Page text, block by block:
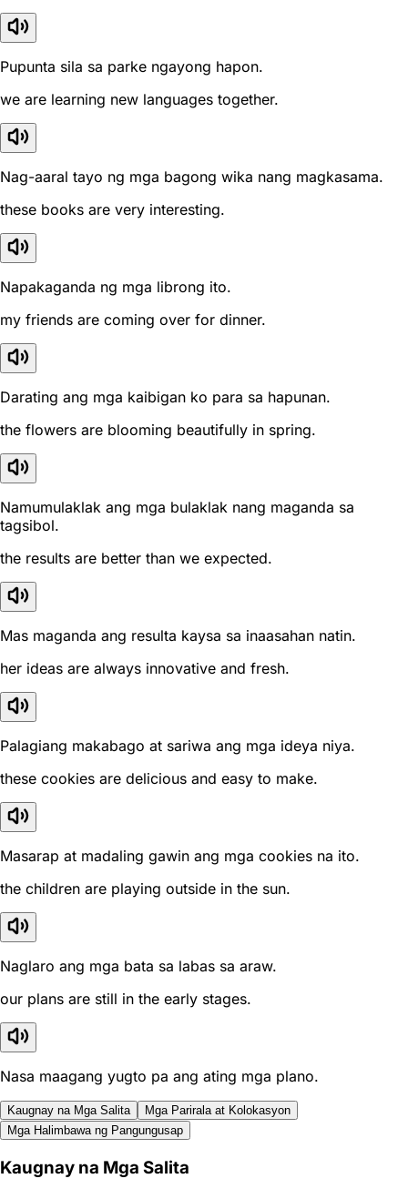
Pupunta sila sa parke ngayong hapon.
we are learning new languages together.
Nag-aaral tayo ng mga bagong wika nang magkasama.
these books are very interesting.
Napakaganda ng mga librong ito.
my friends are coming over for dinner.
Darating ang mga kaibigan ko para sa hapunan.
the flowers are blooming beautifully in spring.
Namumulaklak ang mga bulaklak nang maganda sa
tagsibol.
the results are better than we expected.
Mas maganda ang resulta kaysa sa inaasahan natin.
her ideas are always innovative and fresh.
Palagiang makabago at sariwa ang mga ideya niya.
these cookies are delicious and easy to make.
Masarap at madaling gawin ang mga cookies na ito.
the children are playing outside in the sun.
Naglaro ang mga bata sa labas sa araw.
our plans are still in the early stages.
Nasa maagang yugto pa ang ating mga plano.
Kaugnay na Mga Salita
Mga Parirala at Kolokasyon
Mga Halimbawa ng Pangungusap
Kaugnay na Mga Salita